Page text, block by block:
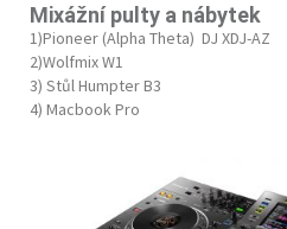
Mixážní pulty a nábytek
1)Pioneer (Alpha Theta) DJ XDJ-AZ
2)Wolfmix W1
3) Stůl Humpter B3
4) Macbook Pro